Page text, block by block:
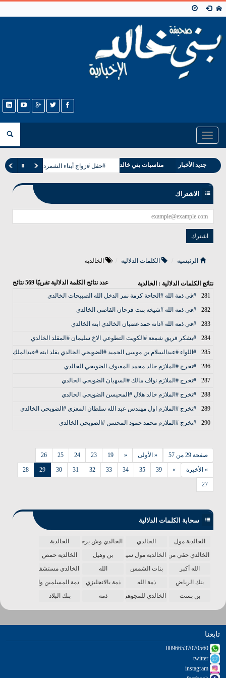
Toggle
navigation
جديد الأخبار
وفيات بني خالد
مناسبات بني خالد #حفل #زواج أبناء الشمردل من بني خالد
الاشتراك
الرئيسية الكلمات الدلالية الخالدية
نتائج الكلمات الدلالية : الخالدية عدد نتائج الكلمة الدلالية تقريبًا 569 نتائج
281
#في ذمة الله #الحاجة كرمة نمر الدخل الله الصبيحات الخالدي
282
#في ذمة الله #شيخه بنت فرحان القاضي الخالدي
283
#في ذمة الله #دانه حمد غضبان الخالدي ابنة الخالدي
284
#يشكر فريق شمعة #الكويت التطوعي الاخ سليمان #المقلد الخالدي
285
#اللواء #عبدالسلام بن موسى الحميد #الضويحي الخالدي يقلد ابنه #عبدالملك
286
#تخرج #الملازم خالد محمد المعيوف الضويحي الخالدي
287
#تخرج #الملازم نواف مالك #السهيان الضويحي الخالدي
288
#تخرج #الملازم خالد هلال #المحيسن الضويحي الخالدي
289
#تخرج #الملازم اول مهندس عبد الله سلطان المعزي #الضويحي الخالدي
290
#تخرج #الملازم محمد حمود المحسن #الضويحي الخالدي
صفحة 29 من 57 « الأولى «
19
23
24
25
26
27
28 29 30 31 32 33 34 35 39 » » الأخيرة
سحابة الكلمات الدلالية
الخالدية مول الخالدي الخالدي وش يرجع
الخالدية
الخالدي حقي من الدنياالخالدية مول سينما بن وهيل
الخالدية حمص
الله أكبر
بنات الشمس الله
الخالدي مستشفى
بنك الرياض
ذمة الله ذمة بالانجليزي
ذمة المسلمين واحدة
بن بست
الخالدي للمجوهرات ذمة بنك البلاد
تابعنا